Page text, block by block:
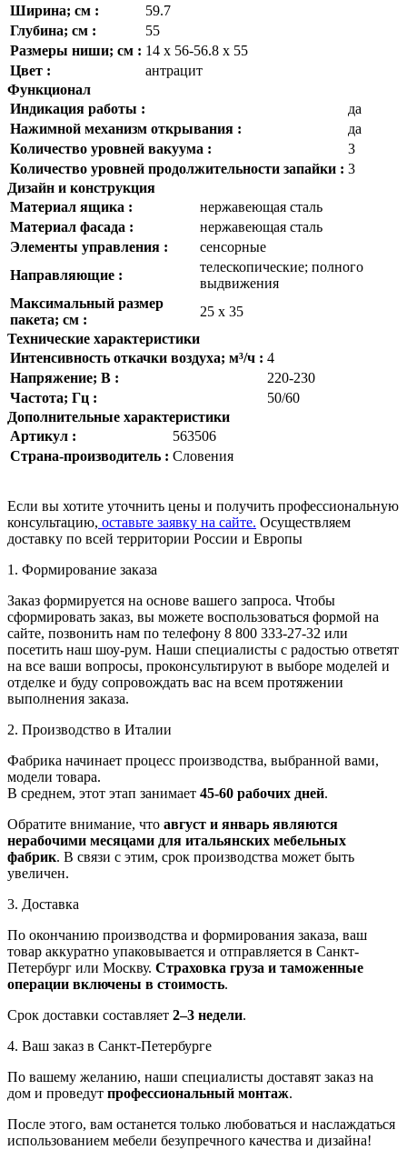
Ширина; см :
59.7
Глубина; см :
55
Размеры ниши; см : 14 х 56-56.8 х 55
Цвет :
антрацит
Функционал
Индикация работы :
да
Нажимной механизм открывания :
да
Количество уровней вакуума :
3
Количество уровней продолжительности запайки : 3
Дизайн и конструкция
Материал ящика :
нержавеющая сталь
Материал фасада :
нержавеющая сталь
Элементы управления :
сенсорные
Направляющие :
телескопические; полного
выдвижения
Максимальный размер
пакета; см :
25 х 35
Технические характеристики
Интенсивность откачки воздуха; м³/ч : 4
Напряжение; В :
220-230
Частота; Гц :
50/60
Дополнительные характеристики
Артикул :
563506
Страна-производитель : Словения
Если вы хотите уточнить цены и получить профессиональную
консультацию, оставьте заявку на сайте. Осуществляем
доставку по всей территории России и Европы
1. Формирование заказа
Заказ формируется на основе вашего запроса. Чтобы
сформировать заказ, вы можете воспользоваться формой на
сайте, позвонить нам по телефону 8 800 333-27-32 или
посетить наш шоу-рум. Наши специалисты с радостью ответят
на все ваши вопросы, проконсультируют в выборе моделей и
отделке и буду сопровождать вас на всем протяжении
выполнения заказа.
2. Производство в Италии
Фабрика начинает процесс производства, выбранной вами,
модели товара.
В среднем, этот этап занимает 45-60 рабочих дней.
Обратите внимание, что август и январь являются
нерабочими месяцами для итальянских мебельных
фабрик. В связи с этим, срок производства может быть
увеличен.
3. Доставка
По окончанию производства и формирования заказа, ваш
товар аккуратно упаковывается и отправляется в Санкт-
Петербург или Москву. Страховка груза и таможенные
операции включены в стоимость.
Срок доставки составляет 2–3 недели.
4. Ваш заказ в Санкт-Петербурге
По вашему желанию, наши специалисты доставят заказ на
дом и проведут профессиональный монтаж.
После этого, вам останется только любоваться и наслаждаться
использованием мебели безупречного качества и дизайна!